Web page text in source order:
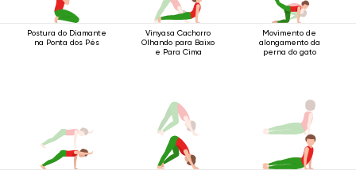
Postura do Diamante
na Ponta dos Pés
Vinyasa Cachorro
Olhando para Baixo
e Para Cima
Movimento de
alongamento da
perna do gato